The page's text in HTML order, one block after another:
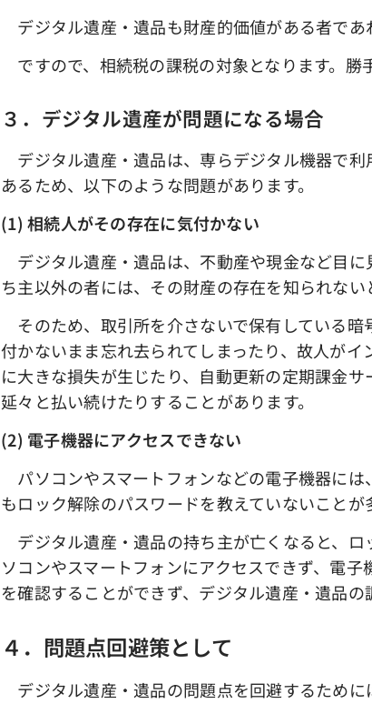
デジタル遺産・遺品も財産的価値がある者であ
ですので、相続税の課税の対象となります。勝
３．デジタル遺産が問題になる場合
デジタル遺産・遺品は、専らデジタル機器で
あるため、以下のような問題があります。
(1) 相続人がその存在に気付かない
デジタル遺産・遺品は、不動産や現金など目
ち主以外の者には、その財産の存在を知られない
そのため、取引所を介さないで保有している
付かないまま忘れ去られてしまったり、故人が
に大きな損失が生じたり、自動更新の定期課金
延々と払い続けたりすることがあります。
(2) 電子機器にアクセスできない
パソコンやスマートフォンなどの電子機器に
もロック解除のパスワードを教えていないことが
デジタル遺産・遺品の持ち主が亡くなると、
ソコンやスマートフォンにアクセスできず、電
を確認することができず、デジタル遺産・遺品の
４．問題点回避策として
デジタル遺産・遺品の問題点を回避するために